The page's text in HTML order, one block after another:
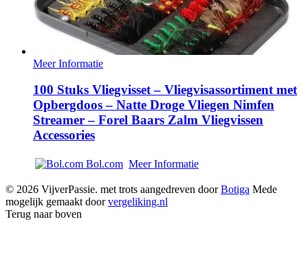
Meer Informatie
100 Stuks Vliegvisset – Vliegvisassortiment met
Opbergdoos – Natte Droge Vliegen Nimfen
Streamer – Forel Baars Zalm Vliegvissen
Accessories
Bol.com Meer Informatie
© 2026 VijverPassie. met trots aangedreven doorBotiga Mede
mogelijk gemaakt doorvergeliking.nl
Terug naar boven